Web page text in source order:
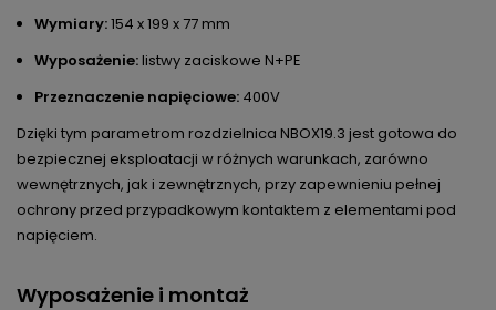
Wymiary:154 x 199 x 77 mm
Wyposażenie:listwy zaciskowe N+PE
Przeznaczenie napięciowe: 400V
Dzięki tym parametrom rozdzielnica NBOX19.3 jest gotowa do
bezpiecznej eksploatacji w różnych warunkach, zarówno
wewnętrznych, jak i zewnętrznych, przy zapewnieniu pełnej
ochrony przed przypadkowym kontaktem z elementami pod
napięciem.
Wyposażenie i montaż